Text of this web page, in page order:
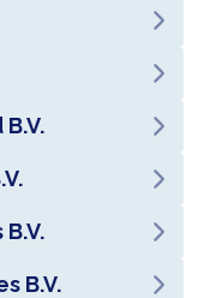
B.V.